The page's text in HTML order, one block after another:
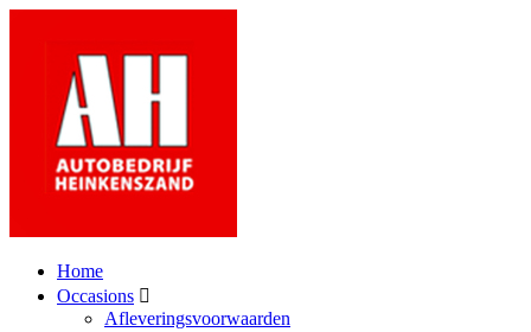
Home
Occasions
Afleveringsvoorwaarden